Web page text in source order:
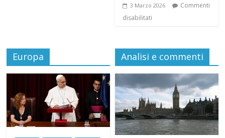
3 Marzo 2026
Commenti
disabilitati
Europa Analisi e commenti